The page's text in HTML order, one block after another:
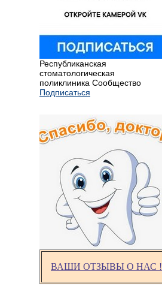
Республиканская
стоматологическая
поликлиника Сообщество
Подписаться
ВАШИ ОТЗЫВЫ О НАС !